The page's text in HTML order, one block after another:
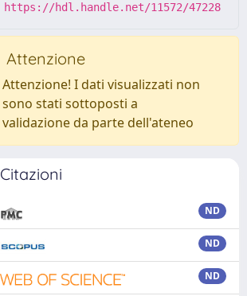
https://hdl.handle.net/11572/47228
Attenzione
Attenzione! I dati visualizzati non
sono stati sottoposti a
validazione da parte dell'ateneo
Citazioni
ND
ND
ND